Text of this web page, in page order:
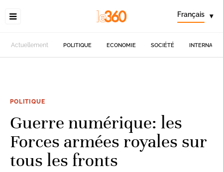
Français ▾
Actuellement POLITIQUE ECONOMIE SOCIÉTÉ
POLITIQUE
Guerre numérique: les
Forces armées royales sur
tous les fronts